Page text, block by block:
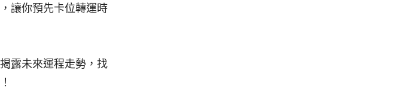
讓你預先卡位轉運時
露未來運程走勢，找